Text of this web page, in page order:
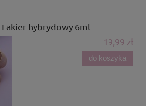
Lakier hybrydowy 6ml
19,99 zł
do koszyka